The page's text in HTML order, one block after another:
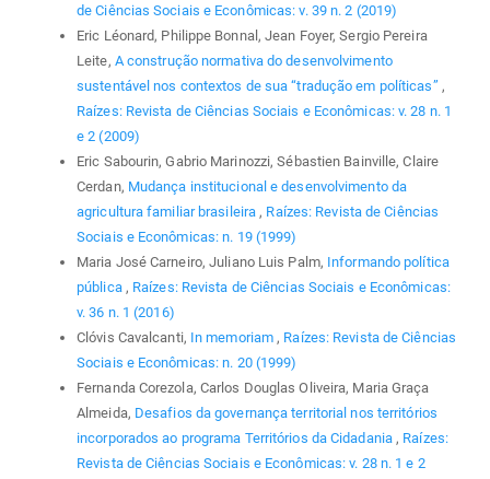
de Ciências Sociais e Econômicas: v. 39 n. 2 (2019)
Eric Léonard, Philippe Bonnal, Jean Foyer, Sergio Pereira
Leite, A construção normativa do desenvolvimento
sustentável nos contextos de sua “tradução em políticas” ,
Raízes: Revista de Ciências Sociais e Econômicas: v. 28 n. 1
e 2 (2009)
Eric Sabourin, Gabrio Marinozzi, Sébastien Bainville, Claire
Cerdan, Mudança institucional e desenvolvimento da
agricultura familiar brasileira, Raízes: Revista de Ciências
Sociais e Econômicas: n. 19 (1999)
Maria José Carneiro, Juliano Luis Palm, Informando política
pública , Raízes: Revista de Ciências Sociais e Econômicas:
v. 36 n. 1 (2016)
Clóvis Cavalcanti, In memoriam, Raízes: Revista de Ciências
Sociais e Econômicas: n. 20 (1999)
Fernanda Corezola, Carlos Douglas Oliveira, Maria Graça
Almeida, Desafios da governança territorial nos territórios
incorporados ao programa Territórios da Cidadania, Raízes:
Revista de Ciências Sociais e Econômicas: v. 28 n. 1 e 2